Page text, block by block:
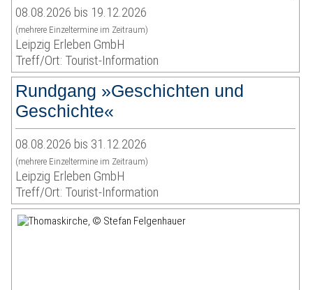
08.08.2026 bis 19.12.2026
(mehrere Einzeltermine im Zeitraum)
Leipzig Erleben GmbH
Treff/Ort: Tourist-Information
Rundgang »Geschichten und
Geschichte«
08.08.2026 bis 31.12.2026
(mehrere Einzeltermine im Zeitraum)
Leipzig Erleben GmbH
Treff/Ort: Tourist-Information